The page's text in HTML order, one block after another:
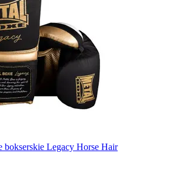
bokserskie Legacy Horse Hair